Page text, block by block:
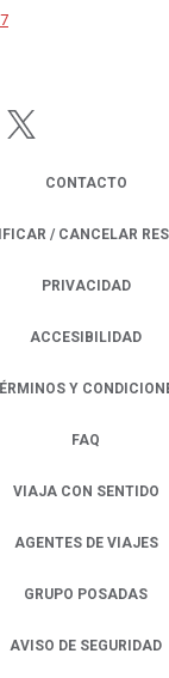
CONTACTO
/ CANCELAR
PRIVACIDAD
OPENS IN A NEW
ACCESIBILIDAD
Y
FAQ
VIAJA CON SENTIDO
AGENTES DE VIAJES
OPENS IN A NEW TAB.
GRUPO POSADAS
OPENS IN A NEW TAB.
AVISO DE SEGURIDAD
OPENS IN A NEW TAB.